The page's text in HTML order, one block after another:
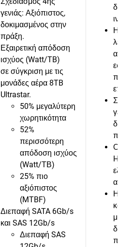
γενιάς: Αξιόπιστος,
δοκιμασμένος στην
πράξη.
Εξαιρετική απόδοση
ισχύος (Watt/TB)
σε σύγκριση με τις
μονάδες αέρα 8TB
Ultrastar.
50% μεγαλύτερη
χωρητικότητα
52%
περισσότερη
απόδοση ισχύος
(Watt/ΤΒ)
25% πιο
αξιόπιστος
(MTBF)
Διεπαφή SATA 6Gb/s
και SAS 12Gb/s
Διεπαφή SAS